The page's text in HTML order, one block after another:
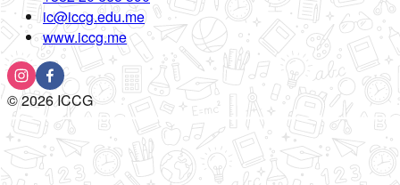
ic@iccg.edu.me
www.iccg.me
©2026ICCG